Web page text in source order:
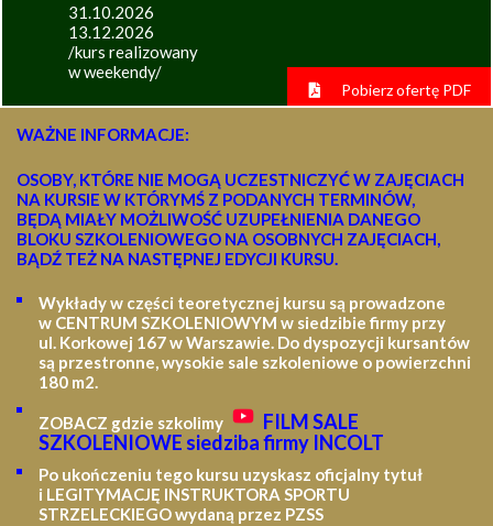
31.10.2026
13.12.2026
/kurs realizowany
w weekendy/
Pobierz ofertę PDF
WAŻNE INFORMACJE:
OSOBY, KTÓRE NIE MOGĄ UCZESTNICZYĆ W ZAJĘCIACH
NA KURSIE W KTÓRYMŚ Z PODANYCH TERMINÓW,
BĘDĄ MIAŁY MOŻLIWOŚĆ UZUPEŁNIENIA DANEGO
BLOKU SZKOLENIOWEGO NA OSOBNYCH ZAJĘCIACH,
BĄDŹ TEŻ NA NASTĘPNEJ EDYCJI KURSU.
Wykłady w części teoretycznej kursu są prowadzone
w CENTRUM SZKOLENIOWYM w siedzibie firmy przy
ul. Korkowej 167 w Warszawie. Do dyspozycji kursantów
są przestronne, wysokie sale szkoleniowe o powierzchni
180 m2.
ZOBACZ gdzie szkolimy
FILM SALE
SZKOLENIOWE siedziba firmy INCOLT
Po ukończeniu tego kursu uzyskasz oficjalny tytuł
i LEGITYMACJĘ INSTRUKTORA SPORTU
STRZELECKIEGO wydaną przez PZSS